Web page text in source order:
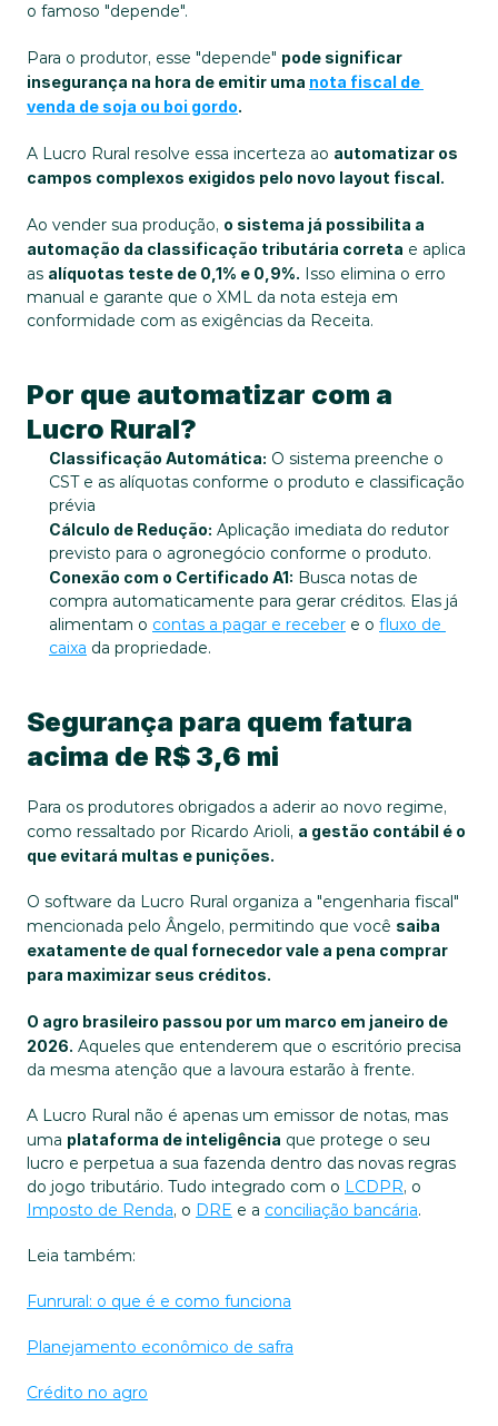
o famoso "depende".
Para o produtor, esse "depende" pode significar
insegurança na hora de emitir uma nota fiscal de
venda de soja ou boi gordo.
A Lucro Rural resolve essa incerteza ao automatizar os
campos complexos exigidos pelo novo layout fiscal.
Ao vender sua produção, o sistema já possibilita a
automação da classificação tributária correta e aplica
as alíquotas teste de 0,1% e 0,9%. Isso elimina o erro
manual e garante que o XML da nota esteja em
conformidade com as exigências da Receita.
Por que automatizar com a
Lucro Rural?
Classificação Automática: O sistema preenche o
CST e as alíquotas conforme o produto e classificação
prévia
Cálculo de Redução: Aplicação imediata do redutor
previsto para o agronegócio conforme o produto.
Conexão com o Certificado A1: Busca notas de
compra automaticamente para gerar créditos. Elas já
alimentam o contas a pagar e receber e o fluxo de
caixa da propriedade.
Segurança para quem fatura
acima de R$ 3,6 mi
Para os produtores obrigados a aderir ao novo regime,
como ressaltado por Ricardo Arioli, a gestão contábil é o
que evitará multas e punições.
O software da Lucro Rural organiza a "engenharia fiscal"
mencionada pelo Ângelo, permitindo que você saiba
exatamente de qual fornecedor vale a pena comprar
para maximizar seus créditos.
O agro brasileiro passou por um marco em janeiro de
2026. Aqueles que entenderem que o escritório precisa
da mesma atenção que a lavoura estarão à frente.
A Lucro Rural não é apenas um emissor de notas, mas
uma plataforma de inteligência que protege o seu
lucro e perpetua a sua fazenda dentro das novas regras
do jogo tributário. Tudo integrado com o LCDPR
Imposto de Renda, o DRE e a conciliação bancária.
Leia também:
Funrural: o que é e como funciona
Planejamento econômico de safra
Crédito no agro